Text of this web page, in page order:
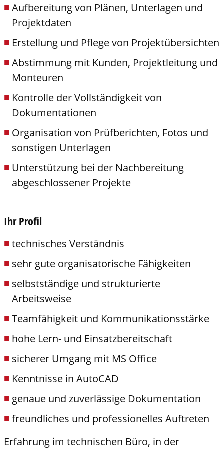
Aufbereitung von Plänen, Unterlagen und
Projektdaten
Erstellung und Pflege von Projektübersichten
Abstimmung mit Kunden, Projektleitung und
Monteuren
Kontrolle der Vollständigkeit von
Dokumentationen
Organisation von Prüfberichten, Fotos und
sonstigen Unterlagen
Unterstützung bei der Nachbereitung
abgeschlossener Projekte
Ihr Profil
technisches Verständnis
sehr gute organisatorische Fähigkeiten
selbstständige und strukturierte
Arbeitsweise
Teamfähigkeit und Kommunikationsstärke
hohe Lern- und Einsatzbereitschaft
sicherer Umgang mit MS Office
Kenntnisse in AutoCAD
genaue und zuverlässige Dokumentation
freundliches und professionelles Auftreten
Erfahrung im technischen Büro, in der